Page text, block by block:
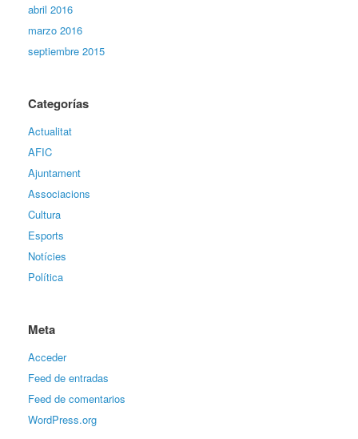
abril 2016
marzo 2016
septiembre 2015
Categorías
Actualitat
AFIC
Ajuntament
Associacions
Cultura
Esports
Notícies
Política
Meta
Acceder
Feed de entradas
Feed de comentarios
WordPress.org